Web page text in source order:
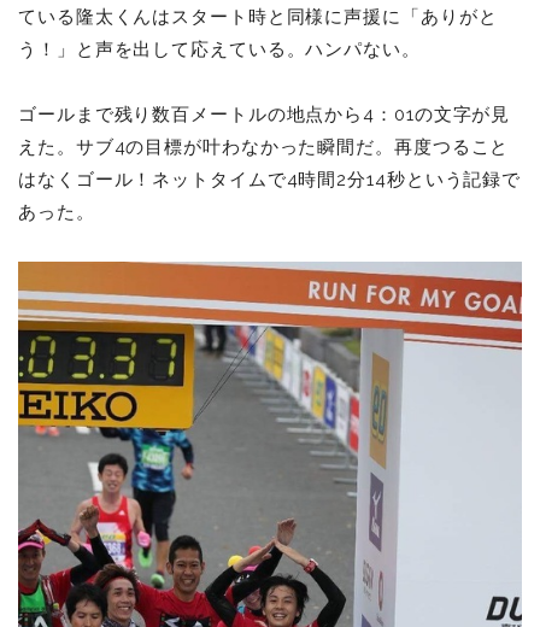
ている隆太くんはスタート時と同様に声援に「ありがと
う！」と声を出して応えている。ハンパない。
ゴールまで残り数百メートルの地点から4：01の文字が見
えた。サブ4の目標が叶わなかった瞬間だ。再度つること
はなくゴール！ネットタイムで4時間2分14秒という記録で
あった。